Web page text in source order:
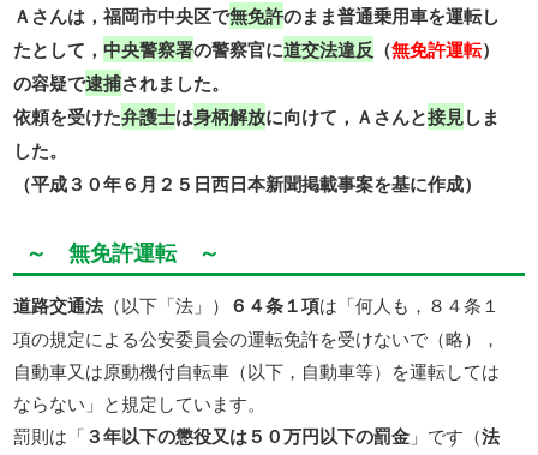
Ａさんは，福岡市中央区で無免許のまま普通乗用車を運転し
たとして，中央警察署の警察官に道交法違反 （無免許運転）
の容疑で逮捕されました。
依頼を受けた弁護士は身柄解放に向けて，Ａさんと接見しま
した。
（平成３０年６月２５日西日本新聞掲載事案を基に作成）
～ 無免許運転 ～
道路交通法（以下「法」） ６４条１項は「何人も，８４条１
項の規定による公安委員会の運転免許を受けないで（略），
自動車又は原動機付自転車（以下，自動車等）を運転しては
ならない」と規定しています。
罰則は「３年以下の懲役又は５０万円以下の罰金 」です（法